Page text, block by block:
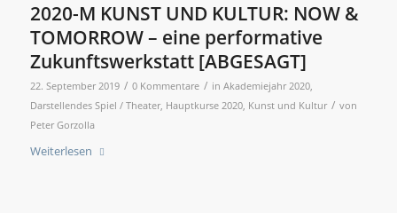
2020-M KUNST UND KULTUR: NOW &
TOMORROW – eine performative
Zukunftswerkstatt [ABGESAGT]
22. September 2019 / 0 Kommentare / in Akademiejahr 2020,
Darstellendes Spiel / Theater, Hauptkurse 2020, Kunst und Kultur / von
Peter Gorzolla
Weiterlesen